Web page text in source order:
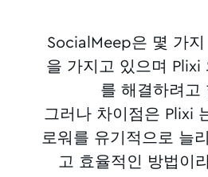
SocialMeep은 몇 가
을 가지고 있으며 Plixi
를 해결하려고
그러나 차이점은 Plixi
로워를 유기적으로 늘
고 효율적인 방법이